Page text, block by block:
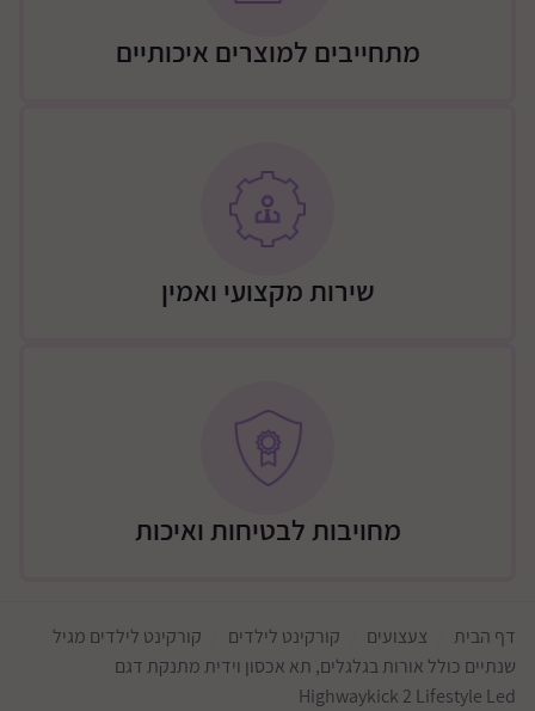
מתחייבים למוצרים איכותיים
שירות מקצועי ואמין
מחויבות לבטיחות ואיכות
דף הבית צעצועים קורקינט לילדים
קורקינט לילדים מגיל
שנתיים כולל אורות בגלגלים, תא אכסון וידית מתנקת דגם
Highwaykick 2 Lifestyle Led